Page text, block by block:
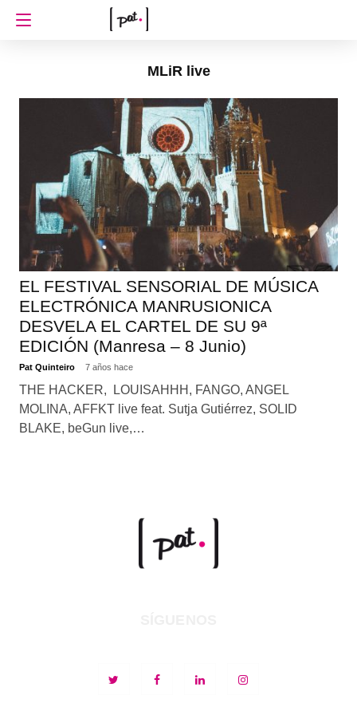
MLiR live
EL FESTIVAL SENSORIAL DE MÚSICA
ELECTRÓNICA MANRUSIONICA
DESVELA EL CARTEL DE SU 9ª
EDICIÓN (Manresa – 8 Junio)
Pat Quinteiro 7 años hace
THE HACKER, LOUISAHHH, FANGO, ANGEL
MOLINA, AFFKT live feat. Sutja Gutiérrez, SOLID
BLAKE, beGun live,…